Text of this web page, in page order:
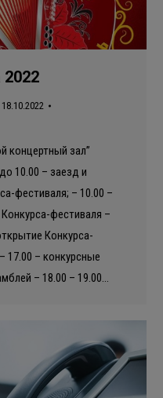
2022
18.10.2022
концертный зал”
10.00 – заезд и
фестиваля; – 10.00 –
Конкурса-фестиваля –
Конкурса-
17.00 – конкурсные
– 18.00 – 19.00…